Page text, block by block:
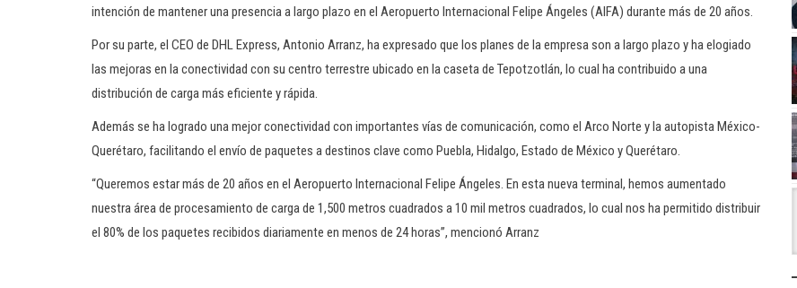
intención de mantener una presencia a largo plazo en el Aeropuerto Internacional Felipe Ángeles (AIFA) durante más de 20 años.
Por su parte, el CEO de DHL Express, Antonio Arranz, ha expresado que los planes de la empresa son a largo plazo y ha elogiado
las mejoras en la conectividad con su centro terrestre ubicado en la caseta de Tepotzotlán, lo cual ha contribuido a una
distribución de carga más eficiente y rápida.
Además se ha logrado una mejor conectividad con importantes vías de comunicación, como el Arco Norte y la autopista México-
Querétaro, facilitando el envío de paquetes a destinos clave como Puebla, Hidalgo, Estado de México y Querétaro.
“Queremos estar más de 20 años en el Aeropuerto Internacional Felipe Ángeles. En esta nueva terminal, hemos aumentado
nuestra área de procesamiento de carga de 1,500 metros cuadrados a 10 mil metros cuadrados, lo cual nos ha permitido distribuir
el 80% de los paquetes recibidos diariamente en menos de 24 horas”, mencionó Arranz